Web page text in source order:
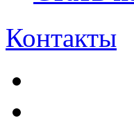
Контакты